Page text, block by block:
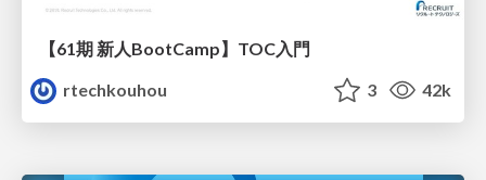
【61期 新人BootCamp】TOC入門
rtechkouhou
3 42k